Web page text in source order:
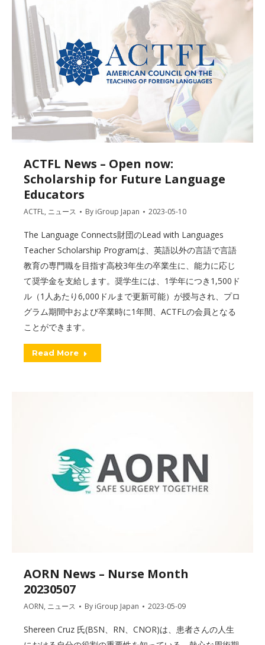
ACTFL News – Open now:
Scholarship for Future Language
Educators
ACTFL, ニュース By iGroup Japan 2023-05-10
The Language Connects財団のLead with Languages
Teacher Scholarship Programは、英語以外の言語で言語
教育の専門職を目指す高校3年生の卒業生に、能力に応じ
て奨学金を支給します。奨学生には、1学年につき1,500ド
ル（1人あたり6,000ドルまで更新可能）が授与され、プロ
グラム期間中および卒業時に1年間、ACTFLの会員となる
ことができます。
Read More
AORN News – Nurse Month
20230507
AORN, ニュース By iGroup Japan 2023-05-09
Shereen Cruz 氏(BSN、RN、CNOR)は、患者さんの人生